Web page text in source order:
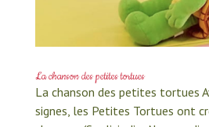
La chanson des petites tortues
La chanson des petites tortues
signes, les Petites Tortues ont